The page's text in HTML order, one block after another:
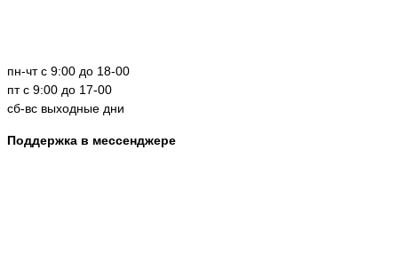
пн-чт с 9:00 до 18-00
пт с 9:00 до 17-00
сб-вс выходные дни
Поддержка в мессенджере